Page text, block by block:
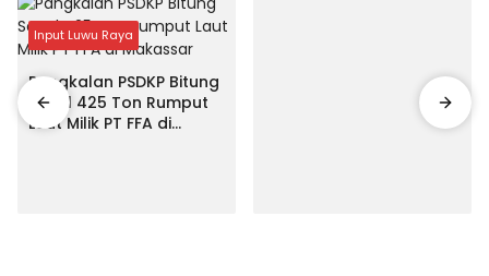
Input Luwu Raya
Pangkalan PSDKP Bitung
Segel 425 Ton Rumput
Laut Milik PT FFA di